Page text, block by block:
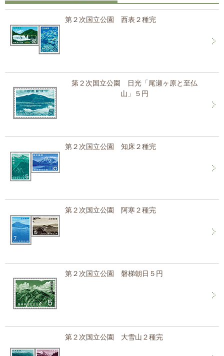
第２次国立公園 西表２種完
第２次国立公園 日光「尾瀬ヶ原と至仏
山」５円
第２次国立公園 知床２種完
第２次国立公園 阿寒２種完
第２次国立公園 磐梯朝日５円
第２次国立公園 大雪山２種完